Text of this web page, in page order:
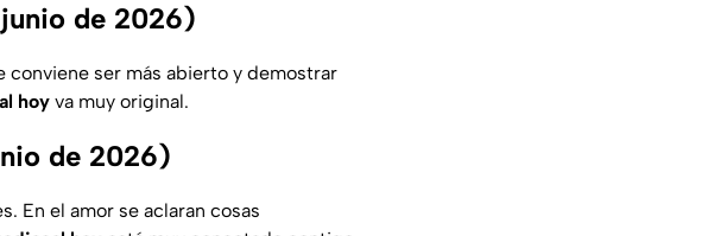
de 2026)
conviene ser más abierto y demostrar
hoy va muy original.
de 2026)
En el amor se aclaran cosas